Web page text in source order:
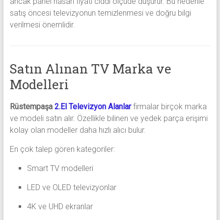
satış öncesi televizyonun temizlenmesi ve doğru bilgi
verilmesi önemlidir.
Satın Alınan TV Marka ve
Modelleri
Rüstempaşa 2.El Televizyon Alanlarfirmalar birçok marka
ve modeli satın alır. Özellikle bilinen ve yedek parça erişimi
kolay olan modeller daha hızlı alıcı bulur.
En çok talep gören kategoriler:
Smart TV modelleri
LED ve OLED televizyonlar
4K ve UHD ekranlar